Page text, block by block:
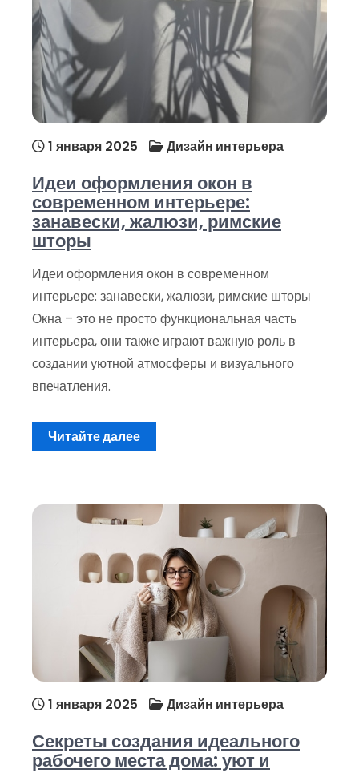
1 января 2025 Дизайн интерьера
Идеи оформления окон в
современном интерьере:
занавески, жалюзи, римские
шторы
Идеи оформления окон в современном
интерьере: занавески, жалюзи, римские шторы
Окна – это не просто функциональная часть
интерьера, они также играют важную роль в
создании уютной атмосферы и визуального
впечатления.
Читайте далее
1 января 2025 Дизайн интерьера
Секреты создания идеального
рабочего места дома: уют и